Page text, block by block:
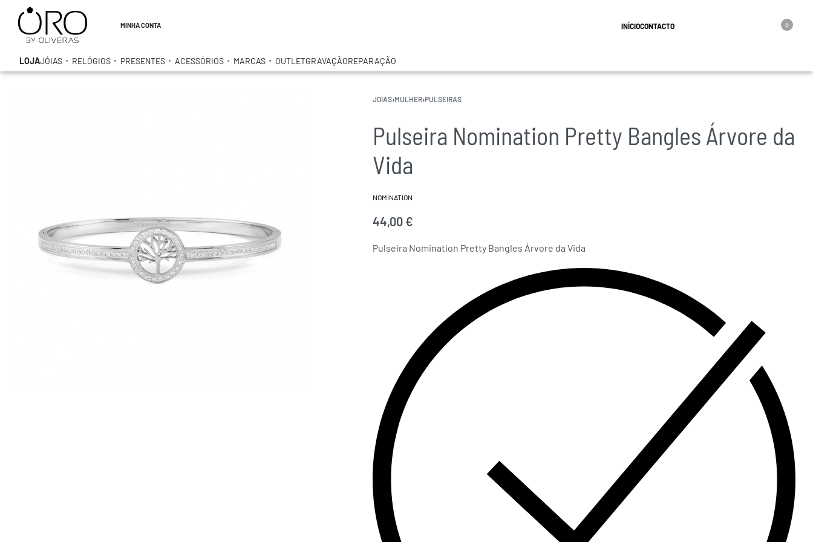
MINHA CONTA INÍCIOCONTACTO 0
LOJAJÓIAS RELÓGIOS PRESENTES ACESSÓRIOS MARCAS OUTLETGRAVAÇÃOREPARAÇÃO
JOIAS›MULHER›PULSEIRAS
Pulseira Nomination Pretty Bangles Árvore da
Vida
NOMINATION
44,00 €
Pulseira Nomination Pretty Bangles Árvore da Vida